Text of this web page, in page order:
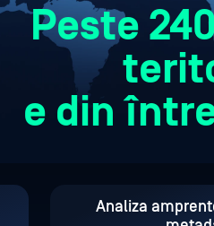
Peste
e din
Analiza